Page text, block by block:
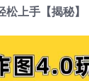
上手【揭秘】